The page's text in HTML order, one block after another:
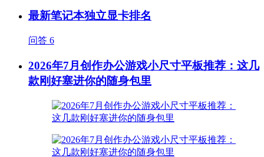
最新笔记本独立显卡排名
问答 6
2026年7月创作办公游戏小尺寸平板推荐：这几
款刚好塞进你的随身包里